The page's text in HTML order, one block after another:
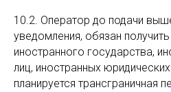
10.2. Оператор до подачи
уведомления, обязан
иностранного государства,
лиц, иностранных
планируется трансграничная